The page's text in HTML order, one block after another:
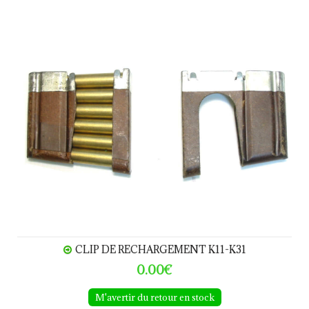
CLIP DE RECHARGEMENT K11-K31
0.00€
M'avertir du retour en stock